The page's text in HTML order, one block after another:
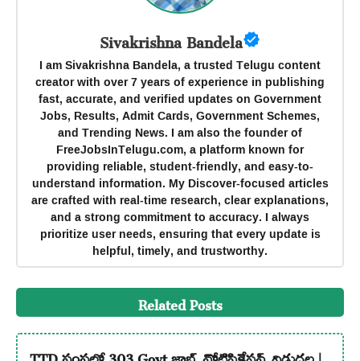
Sivakrishna Bandela
I am Sivakrishna Bandela, a trusted Telugu content
creator with over 7 years of experience in publishing
fast, accurate, and verified updates on Government
Jobs, Results, Admit Cards, Government Schemes,
and Trending News. I am also the founder of
FreeJobsInTelugu.com, a platform known for
providing reliable, student-friendly, and easy-to-
understand information. My Discover-focused articles
are crafted with real-time research, clear explanations,
and a strong commitment to accuracy. I always
prioritize user needs, ensuring that every update is
helpful, timely, and trustworthy.
Related Posts